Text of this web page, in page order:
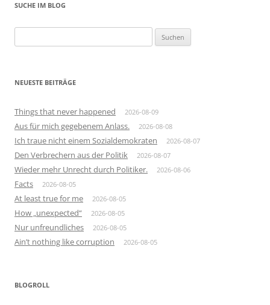
SUCHE IM BLOG
nach:
NEUESTE BEITRÄGE
Things that never happened 2026-08-09
Aus für mich gegebenem Anlass. 2026-08-08
Ich traue nicht einem Sozialdemokraten 2026-08-07
Den Verbrechern aus der Politik 2026-08-07
Wieder mehr Unrecht durch Politiker. 2026-08-06
Facts 2026-08-05
At least true for me 2026-08-05
How „unexpected“ 2026-08-05
Nur unfreundliches 2026-08-05
Ain’t nothing like corruption 2026-08-05
BLOGROLL